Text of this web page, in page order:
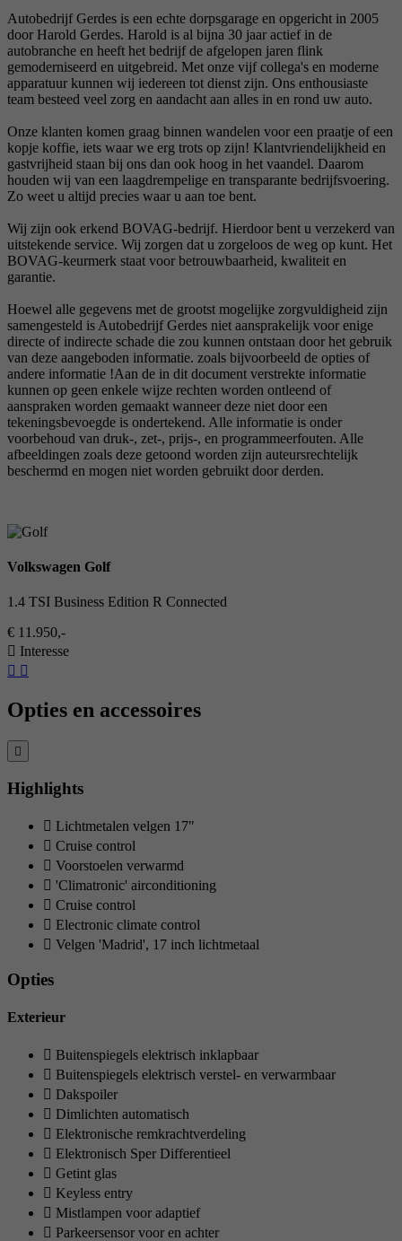
Autobedrijf Gerdes is een echte dorpsgarage en opgericht in 2005
door Harold Gerdes. Harold is al bijna 30 jaar actief in de
autobranche en heeft het bedrijf de afgelopen jaren flink
gemoderniseerd en uitgebreid. Met onze vijf collega's en moderne
apparatuur kunnen wij iedereen tot dienst zijn. Ons enthousiaste
team besteed veel zorg en aandacht aan alles in en rond uw auto.
Onze klanten komen graag binnen wandelen voor een praatje of een
kopje koffie, iets waar we erg trots op zijn! Klantvriendelijkheid en
gastvrijheid staan bij ons dan ook hoog in het vaandel. Daarom
houden wij van een laagdrempelige en transparante bedrijfsvoering.
Zo weet u altijd precies waar u aan toe bent.
Wij zijn ook erkend BOVAG-bedrijf. Hierdoor bent u verzekerd van
uitstekende service. Wij zorgen dat u zorgeloos de weg op kunt. Het
BOVAG-keurmerk staat voor betrouwbaarheid, kwaliteit en
garantie.
Hoewel alle gegevens met de grootst mogelijke zorgvuldigheid zijn
samengesteld is Autobedrijf Gerdes niet aansprakelijk voor enige
directe of indirecte schade die zou kunnen ontstaan door het gebruik
van deze aangeboden informatie. zoals bijvoorbeeld de opties of
andere informatie !Aan de in dit document verstrekte informatie
kunnen op geen enkele wijze rechten worden ontleend of
aanspraken worden gemaakt wanneer deze niet door een
tekeningsbevoegde is ondertekend. Alle informatie is onder
voorbehoud van druk-, zet-, prijs-, en programmeerfouten. Alle
afbeeldingen zoals deze getoond worden zijn auteursrechtelijk
beschermd en mogen niet worden gebruikt door derden.
Volkswagen Golf
1.4 TSI Business Edition R Connected
€ 11.950,-
Interesse
Opties en accessoires
Highlights
Lichtmetalen velgen 17"
Cruise control
Voorstoelen verwarmd
'Climatronic' airconditioning
Cruise control
Electronic climate control
Velgen 'Madrid', 17 inch lichtmetaal
Opties
Exterieur
Buitenspiegels elektrisch inklapbaar
Buitenspiegels elektrisch verstel- en verwarmbaar
Dakspoiler
Dimlichten automatisch
Elektronische remkrachtverdeling
Elektronisch Sper Differentieel
Getint glas
Keyless entry
Mistlampen voor adaptief
Parkeersensor voor en achter